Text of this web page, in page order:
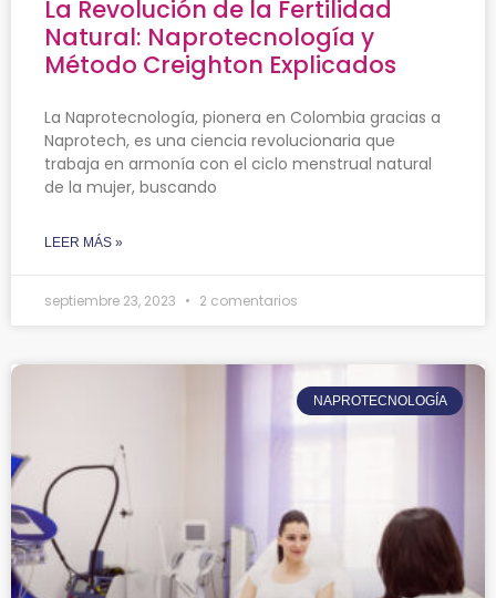
La Revolución de la Fertilidad
Natural: Naprotecnología y
Método Creighton Explicados
La Naprotecnología, pionera en Colombia gracias a
Naprotech, es una ciencia revolucionaria que
trabaja en armonía con el ciclo menstrual natural
de la mujer, buscando
LEER MÁS »
septiembre 23, 2023 2 comentarios
NAPROTECNOLOGÍA